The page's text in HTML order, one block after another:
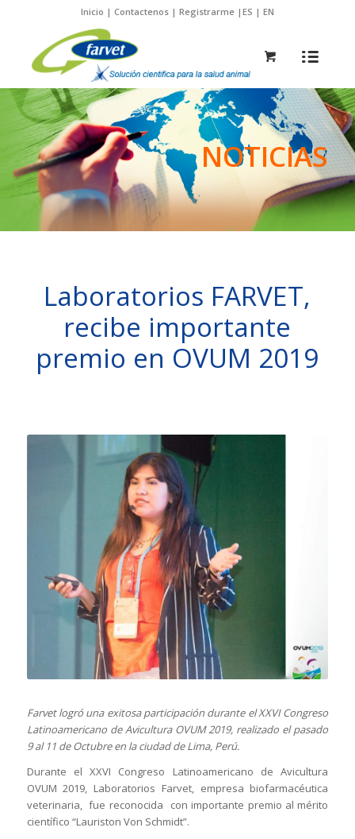
Inicio | Contactenos| Registrarme| ES | EN
NOTICIAS
Laboratorios FARVET,
recibe importante
premio en OVUM 2019
Farvet logró una exitosa participación durante el XXVI Congreso
Latinoamericano de Avicultura OVUM 2019, realizado el pasado
9 al 11 de Octubre en la ciudad de Lima, Perú.
Durante el XXVI Congreso Latinoamericano de Avicultura
OVUM 2019, Laboratorios Farvet, empresa biofarmacéutica
veterinaria, fue reconocida con importante premio al mérito
científico “Lauriston Von Schmidt”.